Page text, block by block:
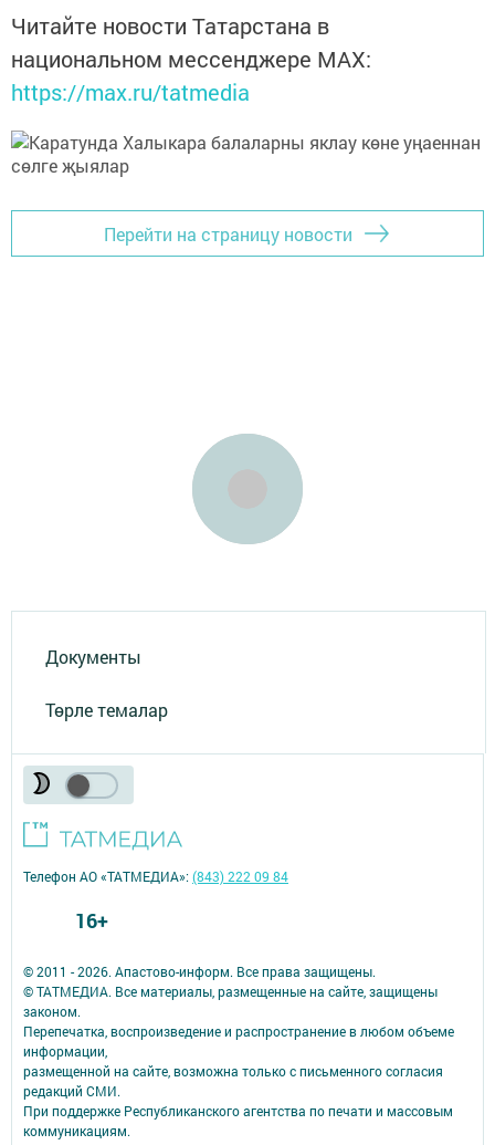
Читайте новости Татарстана в
национальном мессенджере MАХ:
https://max.ru/tatmedia
Перейти на страницу новости
Документы
Төрле темалар
© 2011 - 2026. Апастово-информ. Все права защищены.
© ТАТМЕДИА. Все материалы, размещенные на сайте, защищены
законом.
Перепечатка, воспроизведение и распространение в любом объеме
информации,
размещенной на сайте, возможна только с письменного согласия
редакций СМИ.
При поддержке Республиканского агентства по печати и массовым
коммуникациям.
Телефон АО «ТАТМЕДИА»:(843) 222 09 84
16+